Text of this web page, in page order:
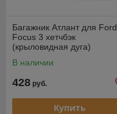
Багажник Атлант для Ford
Focus 3 хетчбэк
(крыловидная дуга)
В наличии
428 руб.
Купить